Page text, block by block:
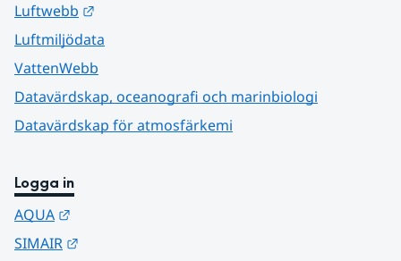
Luftwebb
Luftmiljödata
VattenWebb
Datavärdskap, oceanografi och marinbiologi
Datavärdskap för atmosfärkemi
Logga in
AQUA
SIMAIR